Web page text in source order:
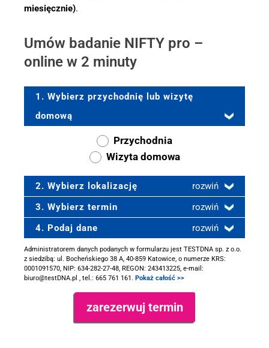
miesięcznie).
Umów badanie NIFTY pro –
online w 2 minuty
1. Wybierz przychodnię lub wizytę
domową
Przychodnia
Wizyta domowa
2. Wybierz lokalizację
rozwiń
3. Wybierz termin
rozwiń
4. Podaj dane
rozwiń
Administratorem danych podanych w formularzu jest TESTDNA sp. z o.o.
z siedzibą: ul. Bocheńskiego 38 A, 40-859 Katowice, o numerze KRS:
0001091570, NIP: 634-282-27-48, REGON: 243413225, e-mail:
biuro@testDNA.pl , tel.: 665 761 161. Pokaż całość >>